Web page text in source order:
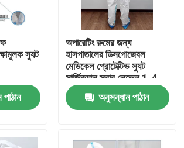
স্যুট
অপারেটিং রুমের জন্য
হাসপাতালের ডিসপোজেবল
মেডিকেল প্রোটেক্টিভ স্যুট
সার্জিক্যাল স্ক্রাব লেভেল 1-4
অনুসন্ধান পাঠান